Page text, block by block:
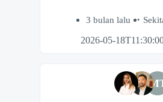
3 bulan lalu
2026-05-